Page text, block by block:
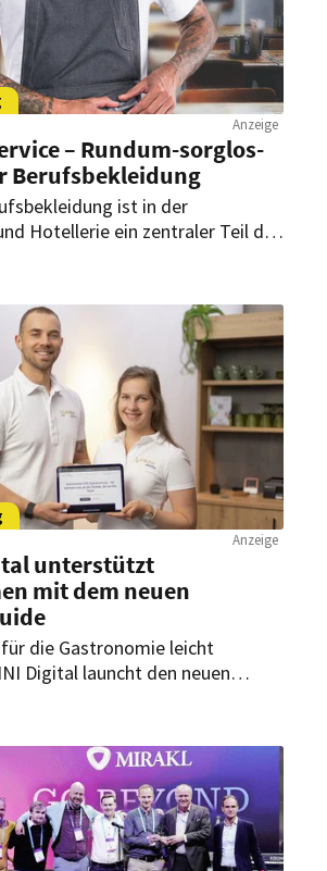
Anzeige
– Rundum-sorglos-
Berufsbekleidung
ist in der
Hotellerie ein zentraler Teil des
Konzept, das Betriebe
entlastet, Kosten planbar macht
Nachhaltigkeit sowie
Auftreten in den Fokus stellt.
Anzeige
unterstützt
mit dem neuen
die Gastronomie leicht
Digital launcht den neuen
für ihre individuellen
zu finden.